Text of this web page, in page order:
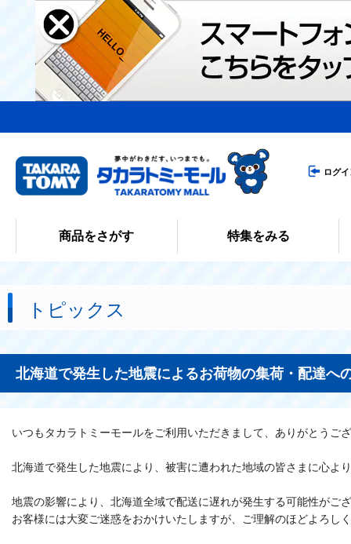
ログ
商品をさがす 特集をみる
トピックス
北海道で発生した地震によるお荷物の集荷・配達へ
いつもタカラトミーモールをご利用いただきまして、ありがとうご
北海道で発生した地震により、被害に遭われた地域の皆さまに心よ
地震の影響により、北海道全域で配送に遅れが発生する可能性がご
お客様には大変ご迷惑をおかけいたしますが、ご理解のほどよろし